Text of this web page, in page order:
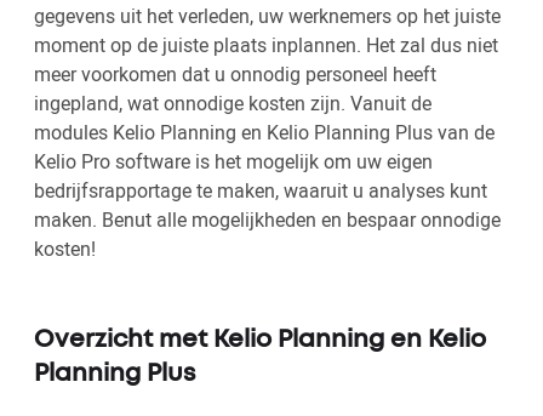
gegevens uit het verleden, uw werknemers op het juiste
moment op de juiste plaats inplannen. Het zal dus niet
meer voorkomen dat u onnodig personeel heeft
ingepland, wat onnodige kosten zijn. Vanuit de
modules Kelio Planning en Kelio Planning Plus van de
Kelio Pro software is het mogelijk om uw eigen
bedrijfsrapportage te maken, waaruit u analyses kunt
maken. Benut alle mogelijkheden en bespaar onnodige
kosten!
Overzicht met Kelio Planning en Kelio
Planning Plus